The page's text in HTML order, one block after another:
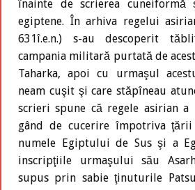
înainte de scrierea cuneiformă
egiptene. În arhiva regelui
631î.e.n.) s-au descoperit
campania militară purtată de
Taharka, apoi cu urmaşul
neam cuşit şi care stăpîneau
scrieri spune că regele asirian
gând de cucerire împotriva
numele Egiptului de Sus şi a
inscripţiile urmaşului său
supus prin sabie ţinuturile